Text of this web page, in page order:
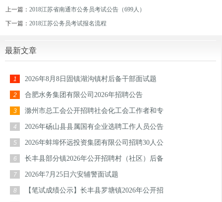
上一篇：2018江苏省南通市公务员考试公告（699人）
下一篇：2018江苏公务员考试报名流程
最新文章
1 2026年8月8日固镇湖沟镇村后备干部面试题
2 合肥水务集团有限公司2026年招聘公告
3 滁州市总工会公开招聘社会化工会工作者和专
4 2026年砀山县县属国有企业选聘工作人员公告
5 2026年蚌埠怀远投资集团有限公司招聘30人公
6 长丰县部分镇2026年公开招聘村（社区）后备
7 2026年7月25日六安辅警面试题
8 【笔试成绩公示】长丰县罗塘镇2026年公开招